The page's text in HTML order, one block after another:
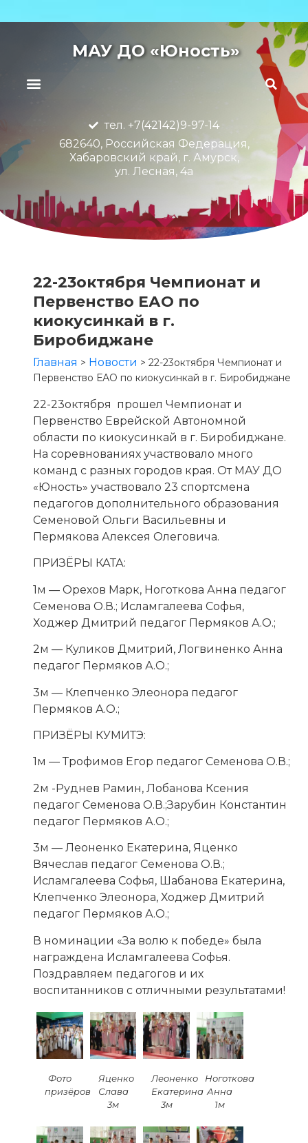
МАУ ДО «Юность»
тел. +7(42142)9-97-14
682640, Российская Федерация,
Хабаровский край, г. Амурск,
ул. Лесная, 4а
22-23октября Чемпионат и
Первенство ЕАО по
киокусинкай в г.
Биробиджане
Главная > Новости > 22-23октября Чемпионат и
Первенство ЕАО по киокусинкай в г. Биробиджане
22-23октября прошел Чемпионат и
Первенство Еврейской Автономной
области по киокусинкай в г. Биробиджане.
На соревнованиях участвовало много
команд с разных городов края. От МАУ ДО
«Юность» участвовало 23 спортсмена
педагогов дополнительного образования
Семеновой Ольги Васильевны и
Пермякова Алексея Олеговича.
ПРИЗЁРЫ КАТА:
1м — Орехов Марк, Ноготкова Анна педагог
Семенова О.В.; Исламгалеева Софья,
Ходжер Дмитрий педагог Пермяков А.О.;
2м — Куликов Дмитрий, Логвиненко Анна
педагог Пермяков А.О.;
3м — Клепченко Элеонора педагог
Пермяков А.О.;
ПРИЗЁРЫ КУМИТЭ:
1м — Трофимов Егор педагог Семенова О.В.;
2м -Руднев Рамин, Лобанова Ксения
педагог Семенова О.В.;Зарубин Константин
педагог Пермяков А.О.;
3м — Леоненко Екатерина, Яценко
Вячеслав педагог Семенова О.В.;
Исламгалеева Софья, Шабанова Екатерина,
Клепченко Элеонора, Ходжер Дмитрий
педагог Пермяков А.О.;
В номинации «За волю к победе» была
награждена Исламгалеева Софья.
Поздравляем педагогов и их
воспитанников с отличными результатами!
Фото
призёров
Яценко
Слава
3м
Леоненко
Екатерина
3м
Ноготкова
Анна
1м